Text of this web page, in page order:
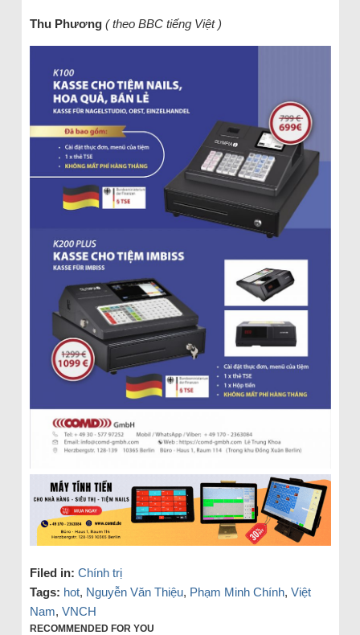
Thu Phương ( theo BBC tiếng Việt )
Filed in: Chính trị
Tags: hot, Nguyễn Văn Thiệu, Phạm Minh Chính, Việt
Nam, VNCH
RECOMMENDED FOR YOU